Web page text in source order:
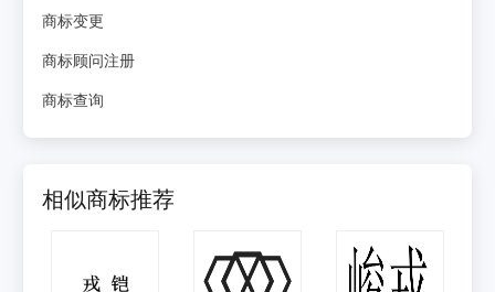
商标变更
商标顾问注册
商标查询
相似商标推荐